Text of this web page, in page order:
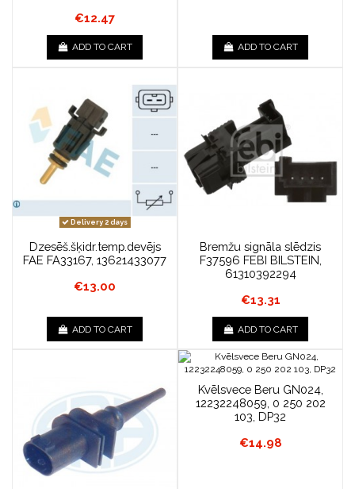
€12.47
ADD TO CART ADD TO CART
Delivery 2 days
Dzesēš.šķidr.temp.devējs
FAE FA33167, 13621433077
€13.00
ADD TO CART
Bremžu signāla slēdzis
F37596 FEBI BILSTEIN,
61310392294
€13.31
ADD TO CART
Kvēlsvece Beru GN024,
12232248059, 0 250 202
103, DP32
€14.98